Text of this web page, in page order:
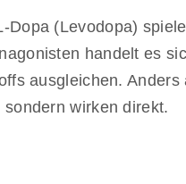
Dopa (Levodopa)
handelt es
ausgleichen.
sondern wirken direkt.